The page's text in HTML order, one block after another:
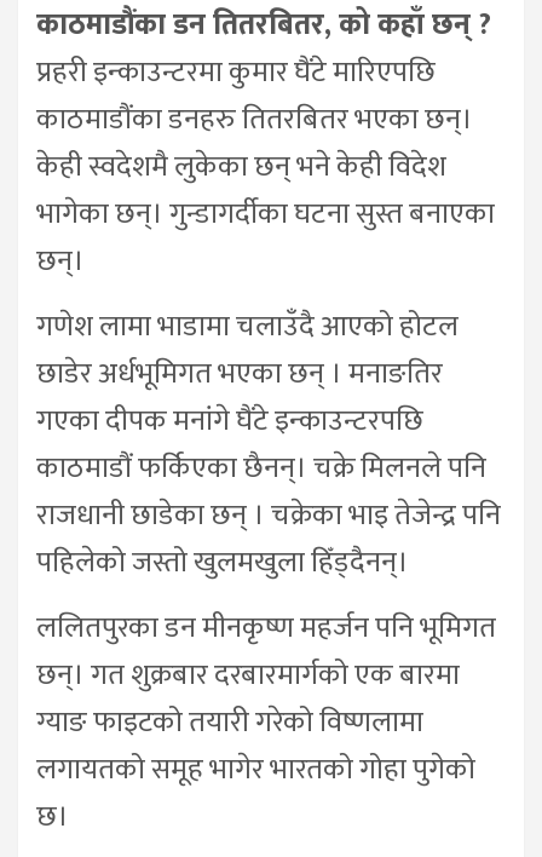
काठमाडौंका डन तितरबितर, को कहाँ छन् ?
प्रहरी इन्काउन्टरमा कुमार घैंटे मारिएपछि
काठमाडौंका डनहरु तितरबितर भएका छन्।
केही स्वदेशमै लुकेका छन् भने केही विदेश
भागेका छन्। गुन्डागर्दीका घटना सुस्त बनाएका
छन्।
गणेश लामा भाडामा चलाउँदै आएको होटल
छाडेर अर्धभूमिगत भएका छन् । मनाङतिर
गएका दीपक मनांगे घैंटे इन्काउन्टरपछि
काठमाडौं फर्किएका छैनन्। चक्रे मिलनले पनि
राजधानी छाडेका छन् । चक्रेका भाइ तेजेन्द्र पनि
पहिलेको जस्तो खुलमखुला हिँड्दैनन्।
ललितपुरका डन मीनकृष्ण महर्जन पनि भूमिगत
छन्। गत शुक्रबार दरबारमार्गको एक बारमा
ग्याङ फाइटको तयारी गरेको विष्णलामा
लगायतको समूह भागेर भारतको गोहा पुगेको
छ।